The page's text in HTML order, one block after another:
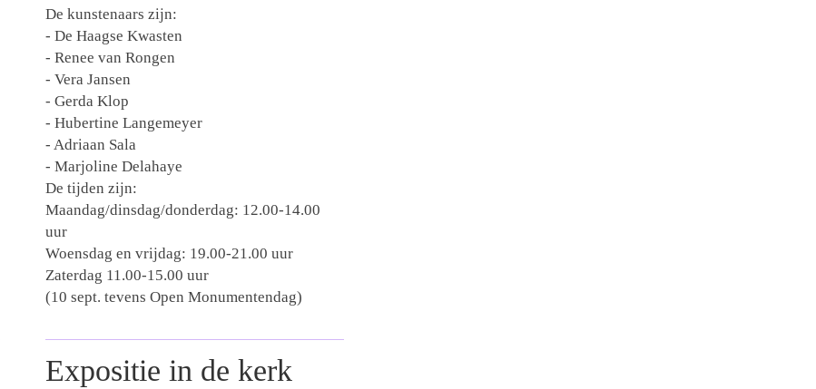
De kunstenaars zijn:
- De Haagse Kwasten
- Renee van Rongen
- Vera Jansen
- Gerda Klop
- Hubertine Langemeyer
- Adriaan Sala
- Marjoline Delahaye
De tijden zijn:
Maandag/dinsdag/donderdag: 12.00-14.00
uur
Woensdag en vrijdag: 19.00-21.00 uur
Zaterdag 11.00-15.00 uur
(10 sept. tevens Open Monumentendag)
Expositie in de kerk